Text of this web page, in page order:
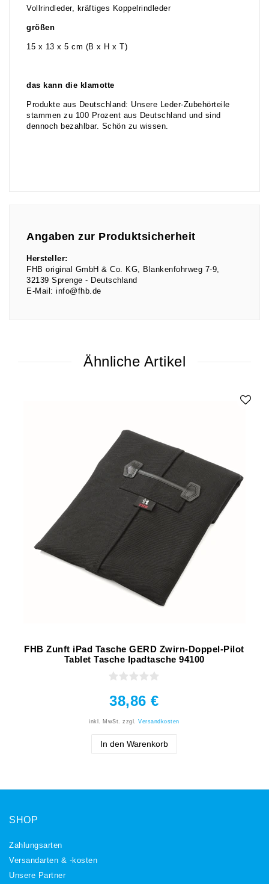
Vollrindleder, kräftiges Koppelrindleder
größen
15 x 13 x 5 cm (B x H x T)
das kann die klamotte
Produkte aus Deutschland: Unsere Leder-Zubehörteile
stammen zu 100 Prozent aus Deutschland und sind
dennoch bezahlbar. Schön zu wissen.
Angaben zur Produktsicherheit
Hersteller:
FHB original GmbH & Co. KG
Blankenfohrweg 7-9
32139 Sprenge
Deutschland
E-Mail: info@fhb.de
Ähnliche Artikel
FHB Zunft iPad Tasche GERD Zwirn-Doppel-Pilot
Tablet Tasche Ipadtasche 94100
38,86 €
inkl. MwSt. zzgl.Versandkosten
In den Warenkorb
SHOP
Zahlungsarten
Versandarten & -kosten
Unsere Partner